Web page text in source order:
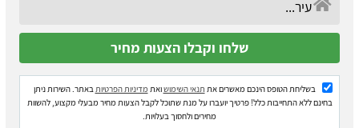
בשליחת הטופס הינכם מאשרים את תנאי השימושואת מדיניות הפרטיותבאתר. השירות ניתן
בחינם ללא התחייבות כלל! פרטיך יועברו על מנת שתוכל לקבל הצעות מחיר מבעלי מקצוע, להשוות
מחירים ולחסוך בעלויות.